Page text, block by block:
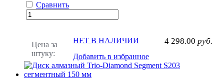
Сравнить
Цена за
штуку:
4 298.00 руб.
НЕТ В НАЛИЧИИ
Добавить в избранное